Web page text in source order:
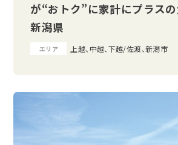
が“おトク”に家計にプラスの
新潟県
エリア 上越、中越、下越/佐渡、新潟市